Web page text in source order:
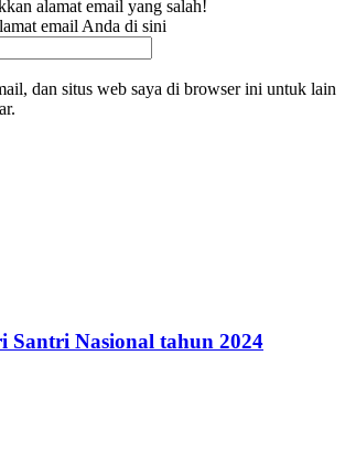
alamat email yang salah!
email Anda di sini
dan situs web saya di browser ini untuk lain
Santri Nasional tahun 2024